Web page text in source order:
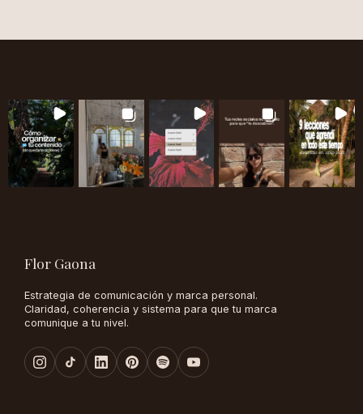
Flor Gaona
Estrategia de comunicación y marca personal.
Claridad, coherencia y sistema para que tu marca
comunique a tu nivel.